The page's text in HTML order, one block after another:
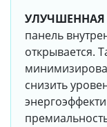
УЛУЧШЕННАЯ
панель
открывается.
снизить